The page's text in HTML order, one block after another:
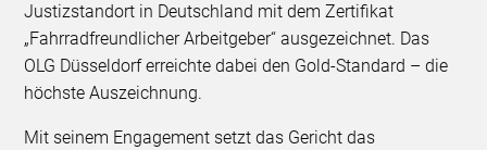
Justizstandort in Deutschland mit dem Zertifikat
„Fahrradfreundlicher Arbeitgeber“ ausgezeichnet. Das
OLG Düsseldorf erreichte dabei den Gold-Standard – die
höchste Auszeichnung.
Mit seinem Engagement setzt das Gericht das